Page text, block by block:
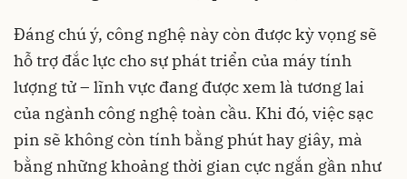
Đáng chú ý, công nghệ này còn được kỳ vọng sẽ
hỗ trợ đắc lực cho sự phát triển của máy tính
lượng tử – lĩnh vực đang được xem là tương lai
của ngành công nghệ toàn cầu. Khi đó, việc sạc
pin sẽ không còn tính bằng phút hay giây, mà
bằng những khoảng thời gian cực ngắn gần như